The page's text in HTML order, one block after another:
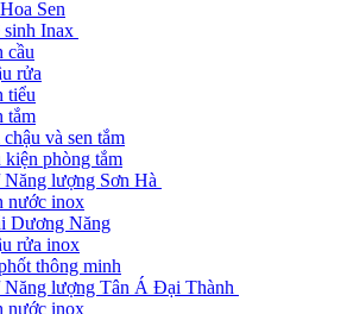
Sen
Inax
cầu
rửa
tiểu
tắm
và sen tắm
kiện phòng tắm
lượng Sơn Hà
nước inox
Dương Năng
rửa inox
thông minh
Năng lượng Tân Á Đại Thành
nước inox